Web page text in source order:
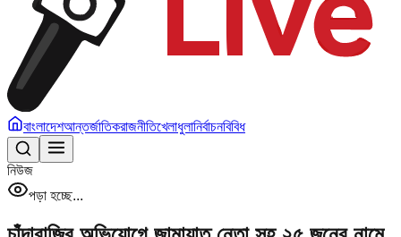
বাংলাদেশআন্তর্জাতিকরাজনীতিখেলাধুলানির্বাচনবিবিধ
নিউজ
পড়া হচ্ছে...